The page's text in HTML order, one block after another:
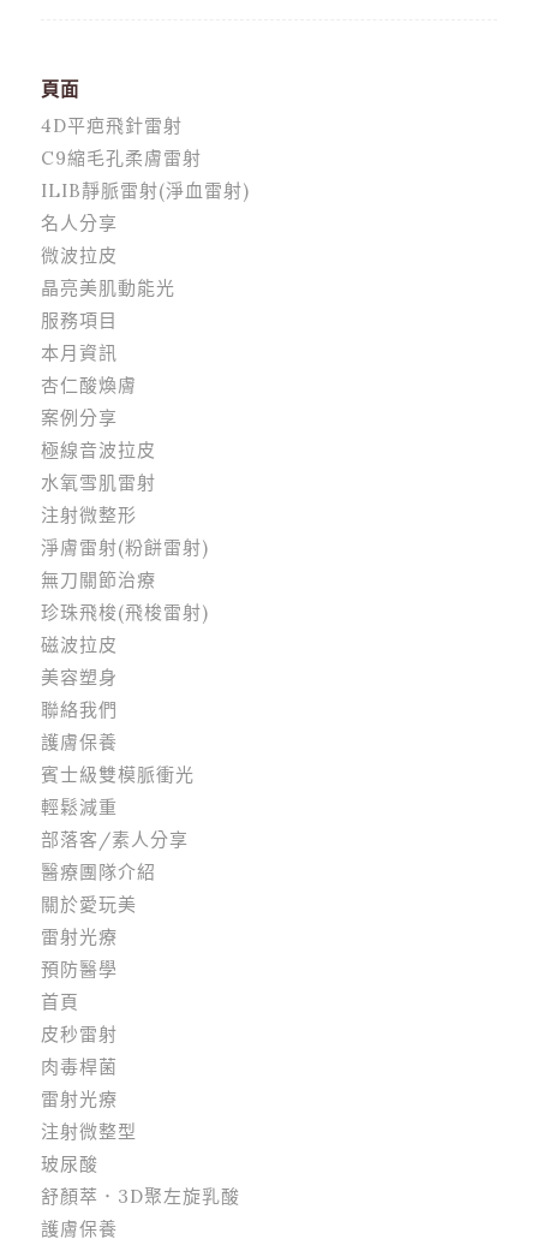
頁面
4D平疤飛針雷射
C9縮毛孔柔膚雷射
ILIB靜脈雷射(淨血雷射)
名人分享
微波拉皮
晶亮美肌動能光
服務項目
本月資訊
杏仁酸煥膚
案例分享
極線音波拉皮
水氧雪肌雷射
注射微整形
淨膚雷射(粉餅雷射)
無刀關節治療
珍珠飛梭(飛梭雷射)
磁波拉皮
美容塑身
聯絡我們
護膚保養
賓士級雙模脈衝光
輕鬆減重
部落客/素人分享
醫療團隊介紹
關於愛玩美
雷射光療
預防醫學
首頁
皮秒雷射
肉毒桿菌
雷射光療
注射微整型
玻尿酸
舒顏萃．3D聚左旋乳酸
護膚保養